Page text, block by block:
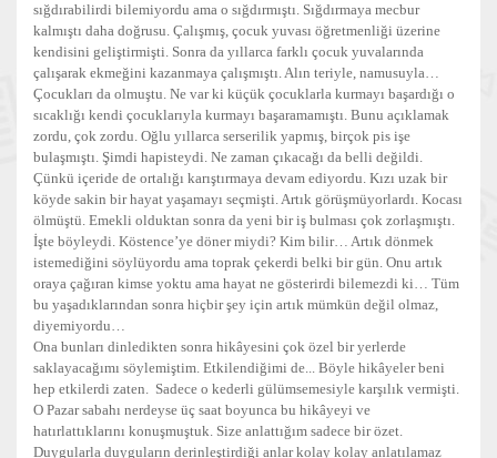
sığdırabilirdi bilemiyordu ama o sığdırmıştı. Sığdırmaya mecbur
kalmıştı daha doğrusu. Çalışmış, çocuk yuvası öğretmenliği üzerine
kendisini geliştirmişti. Sonra da yıllarca farklı çocuk yuvalarında
çalışarak ekmeğini kazanmaya çalışmıştı. Alın teriyle, namusuyla…
Çocukları da olmuştu. Ne var ki küçük çocuklarla kurmayı başardığı o
sıcaklığı kendi çocuklarıyla kurmayı başaramamıştı. Bunu açıklamak
zordu, çok zordu. Oğlu yıllarca serserilik yapmış, birçok pis işe
bulaşmıştı. Şimdi hapisteydi. Ne zaman çıkacağı da belli değildi.
Çünkü içeride de ortalığı karıştırmaya devam ediyordu. Kızı uzak bir
köyde sakin bir hayat yaşamayı seçmişti. Artık görüşmüyorlardı. Kocası
ölmüştü. Emekli olduktan sonra da yeni bir iş bulması çok zorlaşmıştı.
İşte böyleydi. Köstence’ye döner miydi? Kim bilir… Artık dönmek
istemediğini söylüyordu ama toprak çekerdi belki bir gün. Onu artık
oraya çağıran kimse yoktu ama hayat ne gösterirdi bilemezdi ki… Tüm
bu yaşadıklarından sonra hiçbir şey için artık mümkün değil olmaz,
diyemiyordu…
Ona bunları dinledikten sonra hikâyesini çok özel bir yerlerde
saklayacağımı söylemiştim. Etkilendiğimi de... Böyle hikâyeler beni
hep etkilerdi zaten. Sadece o kederli gülümsemesiyle karşılık vermişti.
O Pazar sabahı nerdeyse üç saat boyunca bu hikâyeyi ve
hatırlattıklarını konuşmuştuk. Size anlattığım sadece bir özet.
Duygularla duyguların derinleştirdiği anlar kolay kolay anlatılamaz